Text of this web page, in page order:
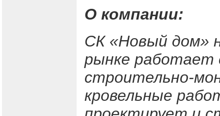
О компании:
СК «Новый дом»
рынке работает
строительно-
кровельные